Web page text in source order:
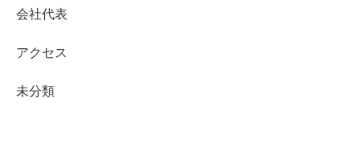
会社代表
アクセス
未分類